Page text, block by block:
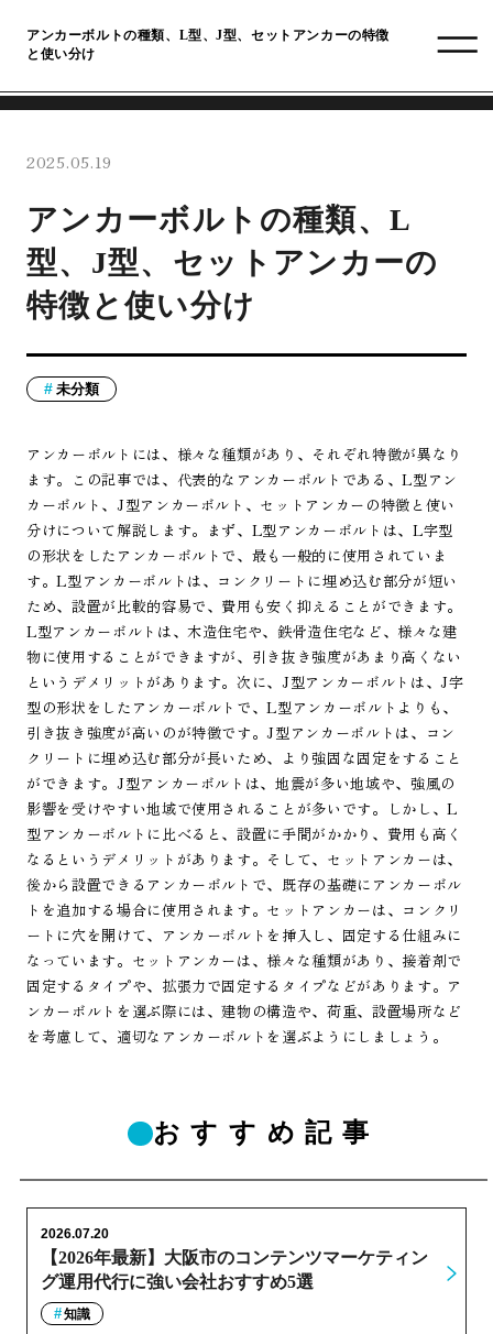
アンカーボルトの種類、L型、J型、セットアンカーの特徴
と使い分け
2025.05.19
アンカーボルトの種類、L
型、J型、セットアンカーの
特徴と使い分け
未分類
アンカーボルトには、様々な種類があり、それぞれ特徴が異なり
ます。この記事では、代表的なアンカーボルトである、L型アン
カーボルト、J型アンカーボルト、セットアンカーの特徴と使い
分けについて解説します。まず、L型アンカーボルトは、L字型
の形状をしたアンカーボルトで、最も一般的に使用されていま
す。L型アンカーボルトは、コンクリートに埋め込む部分が短い
ため、設置が比較的容易で、費用も安く抑えることができます。
L型アンカーボルトは、木造住宅や、鉄骨造住宅など、様々な建
物に使用することができますが、引き抜き強度があまり高くない
というデメリットがあります。次に、J型アンカーボルトは、J字
型の形状をしたアンカーボルトで、L型アンカーボルトよりも、
引き抜き強度が高いのが特徴です。J型アンカーボルトは、コン
クリートに埋め込む部分が長いため、より強固な固定をすること
ができます。J型アンカーボルトは、地震が多い地域や、強風の
影響を受けやすい地域で使用されることが多いです。しかし、L
型アンカーボルトに比べると、設置に手間がかかり、費用も高く
なるというデメリットがあります。そして、セットアンカーは、
後から設置できるアンカーボルトで、既存の基礎にアンカーボル
トを追加する場合に使用されます。セットアンカーは、コンクリ
ートに穴を開けて、アンカーボルトを挿入し、固定する仕組みに
なっています。セットアンカーは、様々な種類があり、接着剤で
固定するタイプや、拡張力で固定するタイプなどがあります。ア
ンカーボルトを選ぶ際には、建物の構造や、荷重、設置場所など
を考慮して、適切なアンカーボルトを選ぶようにしましょう。
おすすめ記事
【2026年最新】大阪市のコンテンツマーケティン
グ運用代行に強い会社おすすめ5選
2026.07.20
知識